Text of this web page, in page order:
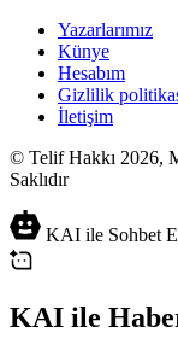
Yazarlarımız
Künye
Hesabım
Gizlilik
İletişim
© Telif Hakkı 2026,
Saklıdır
KAI ile Sohbet
KAI ile